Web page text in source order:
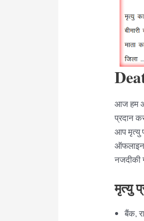
आज हम
प्रदान
आप मृत्यु
ऑफलाइन
नजदीकी
मृत्यु
बैंक,